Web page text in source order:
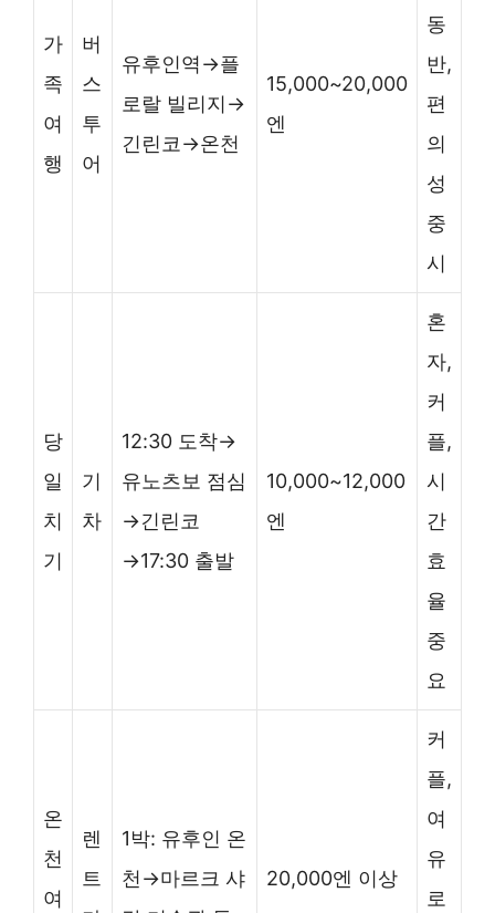
가
족
여
행
버
스
투
어
유후인역→플
로랄 빌리지→
긴린코→온천
15,000~20,000
엔
동
반,
편
의
성
중
시
당
일
치
기
기
차
12:30 도착→
유노츠보 점심
→긴린코
→17:30 출발
10,000~12,000
엔
혼
자,
커
플,
시
간
효
율
중
요
온
천
여
렌
트
1박: 유후인 온
천→마르크 샤
20,000엔 이상
커
플,
여
유
로